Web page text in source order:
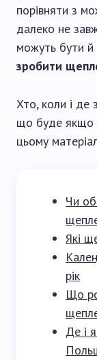
порівняти з
далеко не
можуть бути й
зробити
Хто, коли і де
що буде якщо
цьому
Чи
Які
рік
Що
Де і